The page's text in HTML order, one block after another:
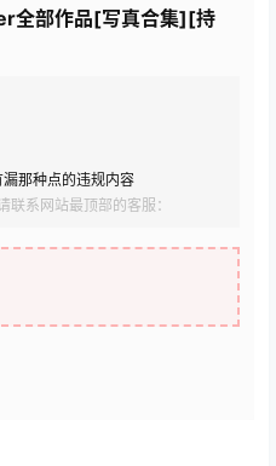
全部作品[写真合集][持
那种点的违规内容
系网站最顶部的客服：